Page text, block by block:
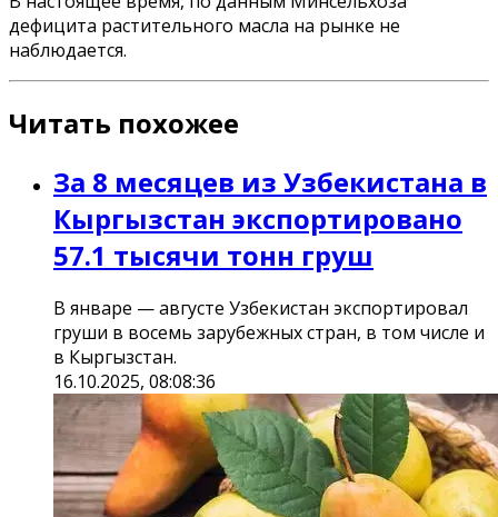
дефицита растительного масла на рынке не
наблюдается.
Читать похожее
За 8 месяцев из Узбекистана в
Кыргызстан экспортировано
57.1 тысячи тонн груш
В январе — августе Узбекистан экспортировал
груши в восемь зарубежных стран, в том числе и
в Кыргызстан.
16.10.2025, 08:08:36